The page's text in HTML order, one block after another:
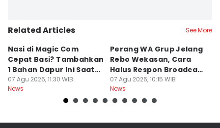
Related Articles See More
Nasi di Magic Com
Cepat Basi? Tambahkan
1 Bahan Dapur Ini Saat
Menanak, Awet 2 Hari
07 Agu 2026, 11:30 WIB
News
Perang WA Grup Jelang
Rebo Wekasan, Cara
Halus Respon Broadcast
Parno
07 Agu 2026, 10:15 WIB
News